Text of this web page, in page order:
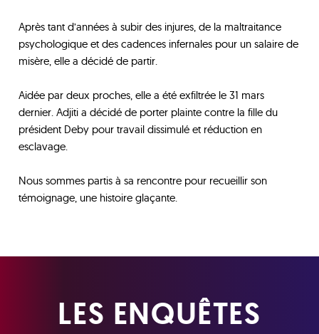
Après tant d’années à subir des injures, de la maltraitance
psychologique et des cadences infernales pour un salaire de
misère, elle a décidé de partir.
Aidée par deux proches, elle a été exfiltrée le 31 mars
dernier. Adjiti a décidé de porter plainte contre la fille du
président Deby pour travail dissimulé et réduction en
esclavage.
Nous sommes partis à sa rencontre pour recueillir son
témoignage, une histoire glaçante.
LES ENQUÊTES